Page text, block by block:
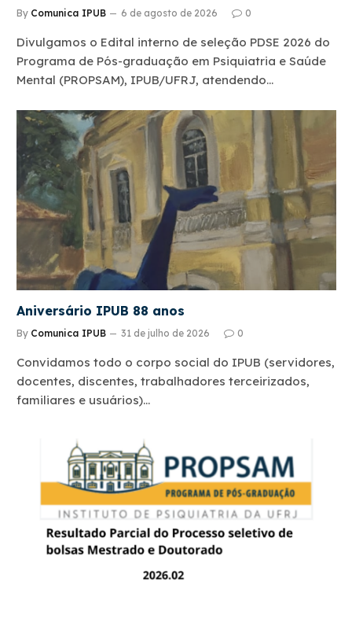
By Comunica IPUB 6 de agosto de 2026 0
Divulgamos o Edital interno de seleção PDSE 2026 do
Programa de Pós-graduação em Psiquiatria e Saúde
Mental (PROPSAM), IPUB/UFRJ, atendendo…
Aniversário IPUB 88 anos
By Comunica IPUB 31 de julho de 2026 0
Convidamos todo o corpo social do IPUB (servidores,
docentes, discentes, trabalhadores terceirizados,
familiares e usuários)…